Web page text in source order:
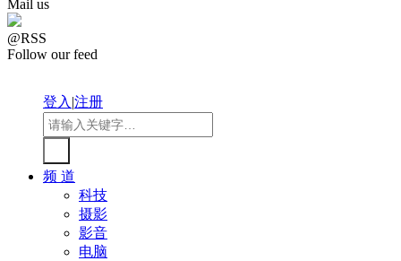
Mail us
@RSS
Follow our feed
登入|注册
频 道
科技
摄影
影音
电脑